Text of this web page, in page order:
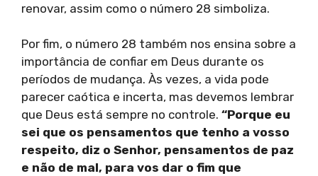
renovar, assim como o número 28 simboliza.
Por fim, o número 28 também nos ensina sobre a
importância de confiar em Deus durante os
períodos de mudança. Às vezes, a vida pode
parecer caótica e incerta, mas devemos lembrar
que Deus está sempre no controle. “Porque eu
sei que os pensamentos que tenho a vosso
respeito, diz o Senhor, pensamentos de paz
e não de mal, para vos dar o fim que